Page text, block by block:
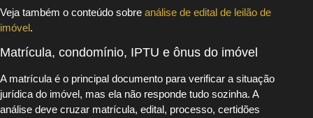
Veja também o conteúdo sobre análise de edital de leilão de
imóvel.
Matrícula, condomínio, IPTU e ônus do imóvel
A matrícula é o principal documento para verificar a situação
jurídica do imóvel, mas ela não responde tudo sozinha. A
análise deve cruzar matrícula, edital, processo, certidões